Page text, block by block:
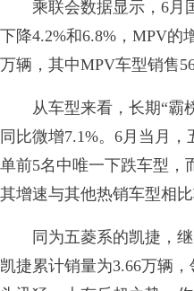
乘联会数据显示，6月国
下降4.2%和6.8%，MPV的
万辆，其中MPV车型销售
从车型来看，长期“霸榜
同比微增7.1%。6月当月
单前5名中唯一下跌车型，
其增速与其他热销车型相
同为五菱系的凯捷，继5
凯捷累计销量为3.66万辆